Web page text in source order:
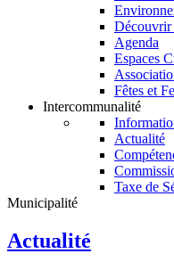
Découvrir
Agenda
Espaces
Fêtes et
Intercommunalité
Actualité
Taxe de
Municipalité
Actualité